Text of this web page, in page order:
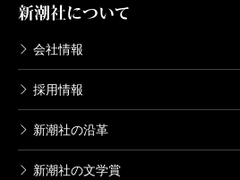
新潮社について
会社情報
採用情報
新潮社の沿革
新潮社の文学賞